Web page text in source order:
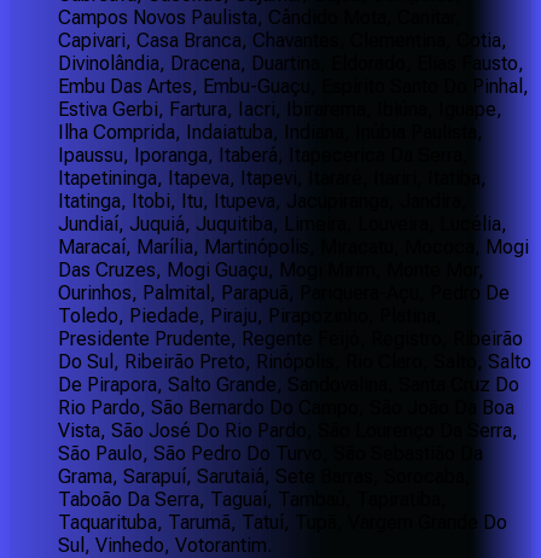
Campos Novos Paulista, Cândido Mota, Canitar,
Capivari, Casa Branca, Chavantes, Clementina, Cotia,
Divinolândia, Dracena, Duartina, Eldorado, Elias Fausto,
Embu Das Artes, Embu-Guaçu, Espírito Santo Do Pinhal,
Estiva Gerbi, Fartura, Iacri, Ibirarema, Ibiúna, Iguape,
Ilha Comprida, Indaiatuba, Indiana, Inúbia Paulista,
Ipaussu, Iporanga, Itaberá, Itapecerica Da Serra,
Itapetininga, Itapeva, Itapevi, Itararé, Itariri, Itatiba,
Itatinga, Itobi, Itu, Itupeva, Jacupiranga, Jandira,
Jundiaí, Juquiá, Juquitiba, Limeira, Louveira, Lucélia,
Maracaí, Marília, Martinópolis, Miracatu, Mococa, Mogi
Das Cruzes, Mogi Guaçu, Mogi Mirim, Monte Mor,
Ourinhos, Palmital, Parapuã, Pariquera-Açu, Pedro De
Toledo, Piedade, Piraju, Pirapozinho, Platina,
Presidente Prudente, Regente Feijó, Registro, Ribeirão
Do Sul, Ribeirão Preto, Rinópolis, Rio Claro, Salto, Salto
De Pirapora, Salto Grande, Sandovalina, Santa Cruz Do
Rio Pardo, São Bernardo Do Campo, São João Da Boa
Vista, São José Do Rio Pardo, São Lourenço Da Serra,
São Paulo, São Pedro Do Turvo, São Sebastião Da
Grama, Sarapuí, Sarutaiá, Sete Barras, Sorocaba,
Taboão Da Serra, Taguaí, Tambaú, Tapiratiba,
Taquarituba, Tarumã, Tatuí, Tupã, Vargem Grande Do
Sul, Vinhedo, Votorantim.